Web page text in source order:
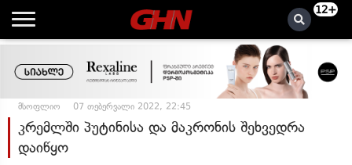
12+
მსოფლიო 07 თებერვალი 2022, 22:45
კრემლში პუტინისა და მაკრონის შეხვედრა
დაიწყო